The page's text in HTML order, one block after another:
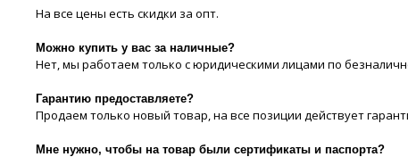
На все цeны есть скидки за опт.
Можно купить у вас за наличные?
Нет, мы работаем только с юридическими лицами по
Гарантию предоставляете?
Продаем только новый товар, на все позиции действует
Мне нужно, чтобы на товар были сертификаты и паспорта?